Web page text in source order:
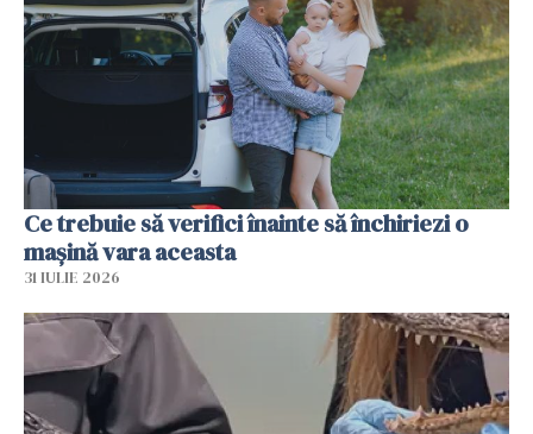
Ce trebuie să verifici înainte să închiriezi o
mașină vara aceasta
31 IULIE 2026